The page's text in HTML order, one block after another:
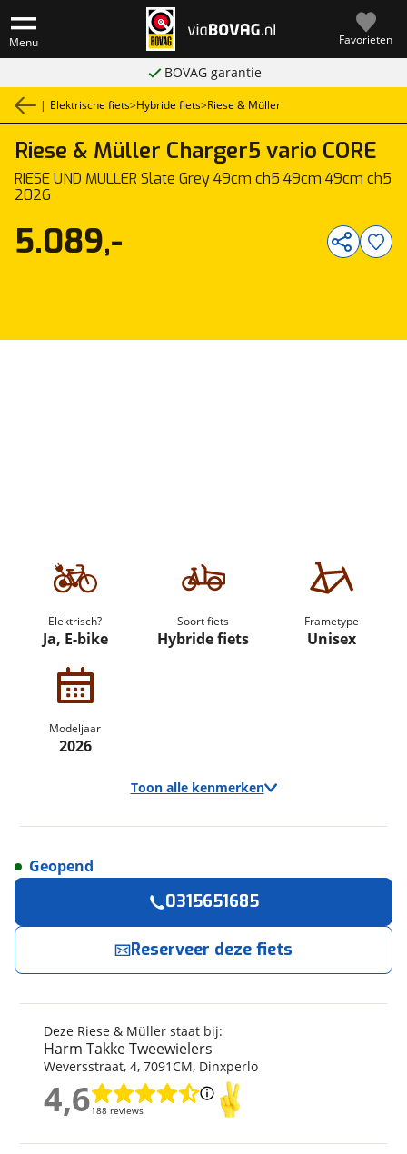
Menu Favorieten
BOVAG garantie
| Elektrische fiets>Hybride fiets>Riese & Müller
Riese & Müller Charger5 vario CORE
RIESE UND MÜLLER Slate Grey 49cm ch5 49cm 49cm ch5
2026
1/1
Elektrisch?
Ja, E-bike
Soort fiets
Hybride fiets
Frametype
Unisex
Modeljaar
2026
Toon alle kenmerken
Charger5 vario CORE
Modeljaar
2026
Framehoogte
49 cm
Nieuw of occasion
Nieuw
5.089,-
Deze Riese & Müller staat bij:
Harm Takke Tweewielers
Weversstraat, 4, 7091CM, Dinxperlo
4,6188 reviews
4,6
Geopend
0315651685
Reserveer deze fiets
Reserveernu!
Harm Takke Tweewielers neemt snel contact
Naam
E-mailadres